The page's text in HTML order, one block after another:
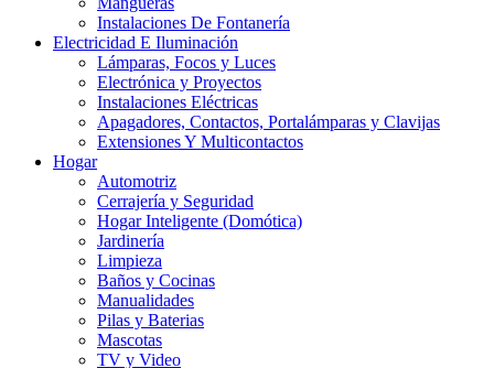
Instalaciones De Fontanería
Electricidad E Iluminación
Lámparas, Focos y Luces
Electrónica y Proyectos
Instalaciones Eléctricas
Apagadores, Contactos, Portalámparas y Clavijas
Extensiones Y Multicontactos
Hogar
Automotriz
Cerrajería y Seguridad
Hogar Inteligente (Domótica)
Jardinería
Limpieza
Baños y Cocinas
Manualidades
Pilas y Baterias
Mascotas
TV y Video